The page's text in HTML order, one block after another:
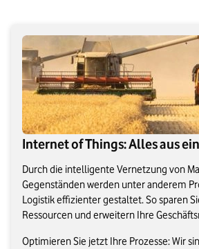
Internet of Things: Alles aus
Durch die intelligente Vernetzung von
Gegenständen werden unter anderem
Logistik effizienter gestaltet. So sparen
Ressourcen und erweitern Ihre
Optimieren Sie jetzt Ihre Prozesse: Wir